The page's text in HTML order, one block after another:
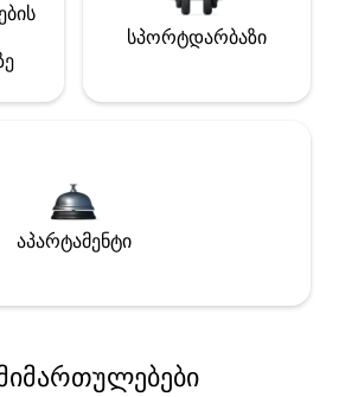
სპორტდარბაზი
აპარტამენტი